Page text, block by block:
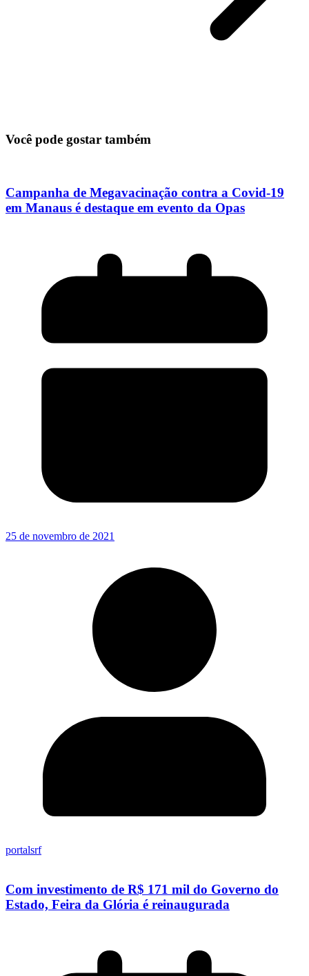
Você pode gostar também
Campanha de Megavacinação contra a Covid-19
em Manaus é destaque em evento da Opas
25 de novembro de 2021
portalsrf
Com investimento de R$ 171 mil do Governo do
Estado, Feira da Glória é reinaugurada